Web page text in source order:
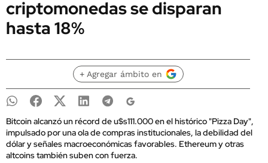
criptomonedas se disparan
hasta 18%
+ Agregar ámbito en
Bitcoin alcanzó un récord de u$s111.000 en el histórico "Pizza Day",
impulsado por una ola de compras institucionales, la debilidad del
dólar y señales macroeconómicas favorables. Ethereum y otras
altcoins también suben con fuerza.